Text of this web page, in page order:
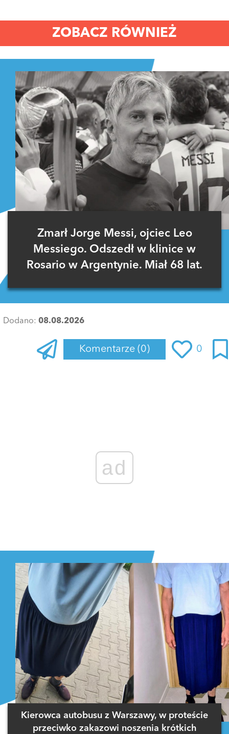
ZOBACZ RÓWNIEŻ
Zmarł Jorge Messi, ojciec Leo
Messiego. Odszedł w klinice w
Rosario w Argentynie. Miał 68 lat.
Dodano: 08.08.2026
Komentarze (0) 0
ad
Kierowca autobusu z Warszawy, w proteście
przeciwko zakazowi noszenia krótkich